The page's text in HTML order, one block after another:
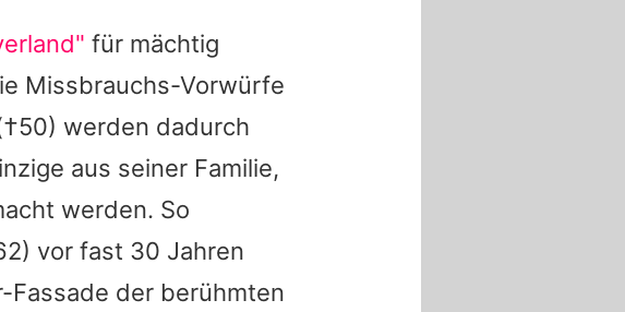
für mächtig
Missbrauchs-Vorwürfe
werden dadurch
aus seiner Familie,
werden. So
vor fast 30 Jahren
Fassade der berühmten